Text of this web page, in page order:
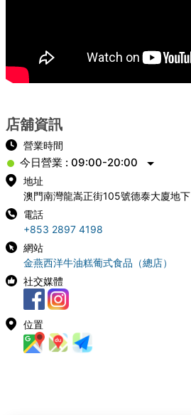
店舖資訊
營業時間
今日營業 : 09:00-20:00
地址
澳門南灣龍嵩正街105號德泰大廈地下
電話
+853 2897 4198
網站
金燕西洋牛油糕葡式食品（總店）
社交媒體
位置